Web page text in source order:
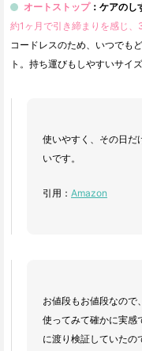
オートストップ：ケアのし
約1ヶ月で引き締まりを感じ
コードレスのため、いつでも
ト。持ち運びもしやすいサイズ
使いやすく、その日だ
いです。
引用： Amazon
お値段もお値段なので
使ってみて確かに実感
に渡り検証していたの